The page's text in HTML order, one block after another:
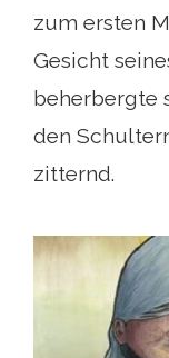
zum ersten
Gesicht
beherbergte
den
zitternd.